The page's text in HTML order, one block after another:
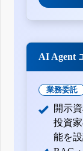
四半期報告書-第
訂正有価証券報
訂正有価証券報
四半期報告書-第
有価証券報告書-
訂正有価証券報
有価証券報告書-
AI Agent
業務委託
開示
投資
能を